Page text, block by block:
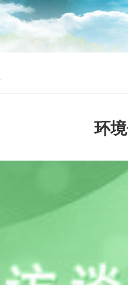
环